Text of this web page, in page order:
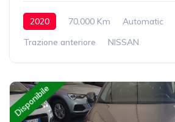
2020 70,000 Km Automatic
Trazione anteriore
NISSAN
Disponibile